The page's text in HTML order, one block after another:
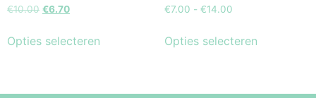
€10.00 €6.70
Opties selecteren
€7.00 - €14.00
Opties selecteren